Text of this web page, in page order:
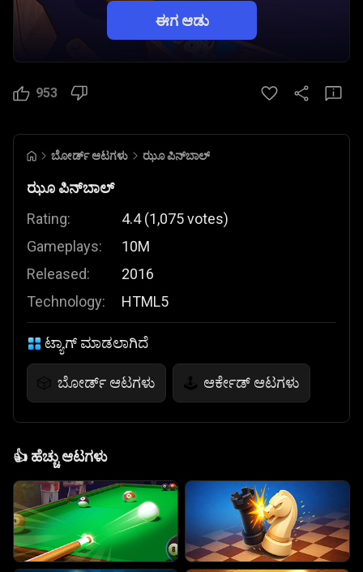
ಈಗ ಆಡು
953
ಬೋರ್ಡ್ ಆಟಗಳು ಝೂ ಪಿನ್‌ಬಾಲ್
ಝೂ ಪಿನ್‌ಬಾಲ್
Rating:
Gameplays:
Released:
Technology:
4.4 (1,075votes)
10M
2016
HTML5
ಟ್ಯಾಗ್ ಮಾಡಲಾಗಿದೆ
🎲 ಬೋರ್ಡ್ ಆಟಗಳು 🕹️ ಆರ್ಕೇಡ್ ಆಟಗಳು
👍 ಹೆಚ್ಚು ಆಟಗಳು